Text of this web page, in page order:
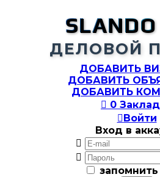
ДЕЛОВОЙ
ДОБАВИТЬ
ДОБАВИТЬ
ДОБАВИТЬ
 0
Войти
Вход в

